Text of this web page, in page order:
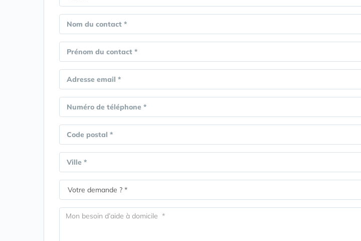
Nom du contact *
Prénom du contact *
Adresse email *
Numéro de téléphone *
Code postal *
Ville *